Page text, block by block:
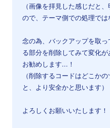
（画像を拝見した感じだと
ので、テーマ側での処理では
念の為、バックアップを取
る部分を削除してみて変化
お勧めします...！
（削除するコードはどこか
と、より安全かと思います）
よろしくお願いいたします！